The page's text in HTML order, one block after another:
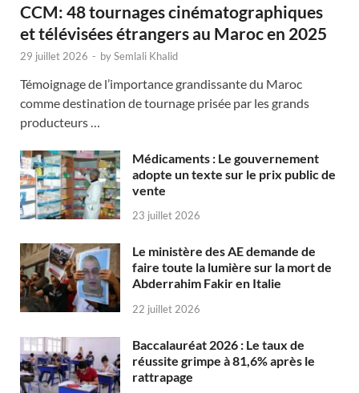
CCM: 48 tournages cinématographiques
et télévisées étrangers au Maroc en 2025
29 juillet 2026 - bySemlali Khalid
Témoignage de l’importance grandissante du Maroc
comme destination de tournage prisée par les grands
producteurs …
Médicaments : Le gouvernement
adopte un texte sur le prix public de
vente
23 juillet 2026
Le ministère des AE demande de
faire toute la lumière sur la mort de
Abderrahim Fakir en Italie
22 juillet 2026
Baccalauréat 2026 : Le taux de
réussite grimpe à 81,6% après le
rattrapage